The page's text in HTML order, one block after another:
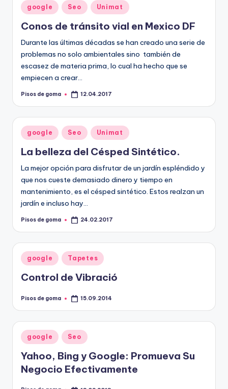
Publicado
en
google Seo Unimat
Conos de tránsito vial en Mexico DF
Durante las últimas décadas se han creado una serie de
problemas no solo ambientales sino también de
escasez de materia prima, lo cual ha hecho que se
empiecen a crear…
Publicado
Pisos de goma 12.04.2017
Publicado
en
google Seo Unimat
La belleza del Césped Sintético.
La mejor opción para disfrutar de un jardín espléndido y
que nos cueste demasiado dinero y tiempo en
mantenimiento, es el césped sintético. Estos realzan un
jardín e incluso hay…
Publicado
Pisos de goma 24.02.2017
Publicado
en
google Tapetes
Control de Vibració
Publicado
Pisos de goma 15.09.2014
Publicado
en
google Seo
Yahoo, Bing y Google: Promueva Su
Negocio Efectivamente